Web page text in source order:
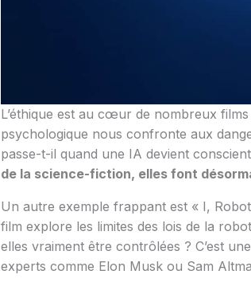
L’éthique est au cœur de nombreux
psychologique nous confronte aux
passe-t-il quand une IA devient
de la science-fiction, elles font
Un autre exemple frappant est « I,
film explore les limites des lois de la
elles vraiment être contrôlées ? C’est
experts comme Elon Musk ou Sam